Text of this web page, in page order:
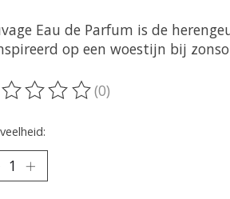
Eau de Parfum is de
op een woestijn bij
beoordeling van dit product is
(0)